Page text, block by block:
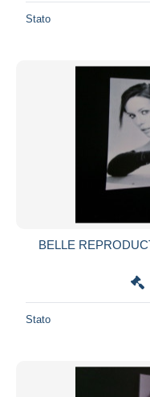
Stato
BELLE
Stato